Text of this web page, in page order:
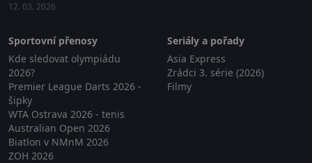
12. 03. 2026
Sportovní přenosy
Kde sledovat olympiádu
2026?
Premier League Darts 2026 -
šipky
WTA Ostrava 2026 - tenis
Australian Open 2026
Biatlon v NMnM 2026
ZOH 2026
Seriály a pořady
Asia Express
Zrádci 3. série (2026)
Filmy